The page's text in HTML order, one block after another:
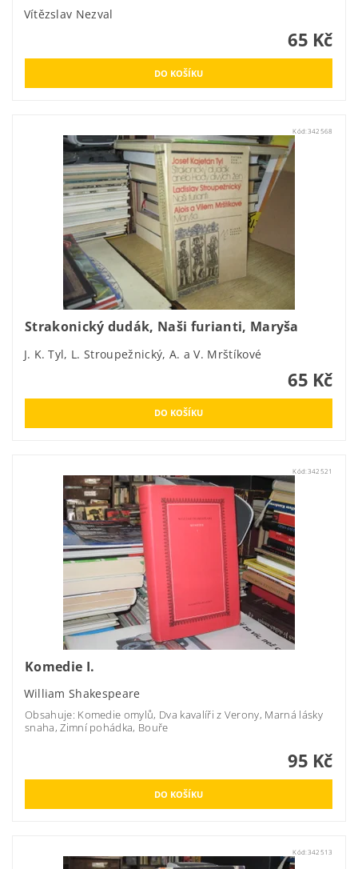
Vítězslav Nezval
65 Kč
Kód: 342568
Strakonický dudák, Naši furianti, Maryša
J. K. Tyl, L. Stroupežnický, A. a V. Mrštíkové
65 Kč
Kód: 342521
Komedie I.
William Shakespeare
Obsahuje: Komedie omylů, Dva kavalíři z Verony, Marná lásky
snaha, Zimní pohádka, Bouře
95 Kč
Kód:342513